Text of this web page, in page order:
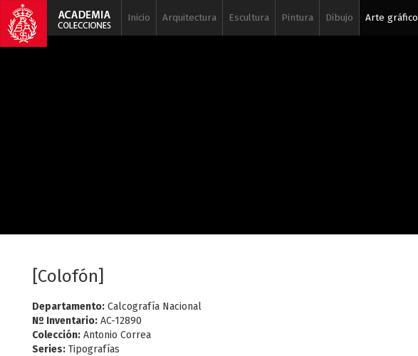
Inicio Arquitectura Escultura Pintura Dibujo Arte gráfico
[Colofón]
Departamento: Calcografía Nacional
Nº Inventario: AC-12890
Colección: Antonio Correa
Series: Tipografías